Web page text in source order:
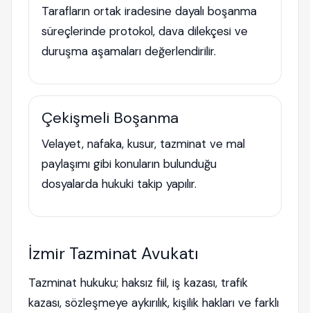
Tarafların ortak iradesine dayalı boşanma
süreçlerinde protokol, dava dilekçesi ve
duruşma aşamaları değerlendirilir.
Çekişmeli Boşanma
Velayet, nafaka, kusur, tazminat ve mal
paylaşımı gibi konuların bulunduğu
dosyalarda hukuki takip yapılır.
İzmir Tazminat Avukatı
Tazminat hukuku; haksız fiil, iş kazası, trafik
kazası, sözleşmeye aykırılık, kişilik hakları ve farklı